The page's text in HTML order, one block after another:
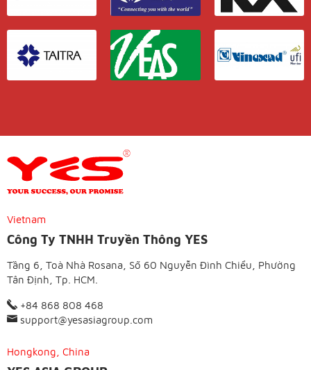
Vietnam
Công Ty TNHH Truyền Thông YES
Tầng 6, Toà Nhà Rosana, Số 60 Nguyễn Đình Chiểu, Phường
Tân Định, Tp. HCM.
+84 868 808 468
support@yesasiagroup.com
Hongkong, China